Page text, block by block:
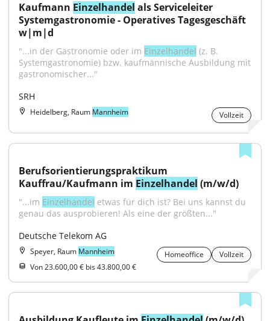
Kaufmann Einzelhandel als Serviceleiter
Systemgastronomie - Operatives Tagesgeschäft
w|m|d
"...in der Gastronomie oder im Einzelhandel (z. B.
Systemgastronomie) bzw. kaufmännische Ausbildung mit
gastronomischer..."
SRH
Heidelberg, Raum Mannheim Vollzeit
Berufsorientierungspraktikum
Kauffrau/Kaufmann im Einzelhandel (m/w/d)
"...im Einzelhandel etwas für dich ist? Bei uns kannst du
genau das ausprobieren! Als eine der größten..."
Deutsche Telekom AG
Speyer, Raum Mannheim Homeoffice
Vollzeit
Von 23.600,00 € bis 43.800,00 €